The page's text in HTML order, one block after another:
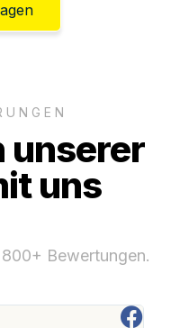
unserer
uns
Bewertungen.